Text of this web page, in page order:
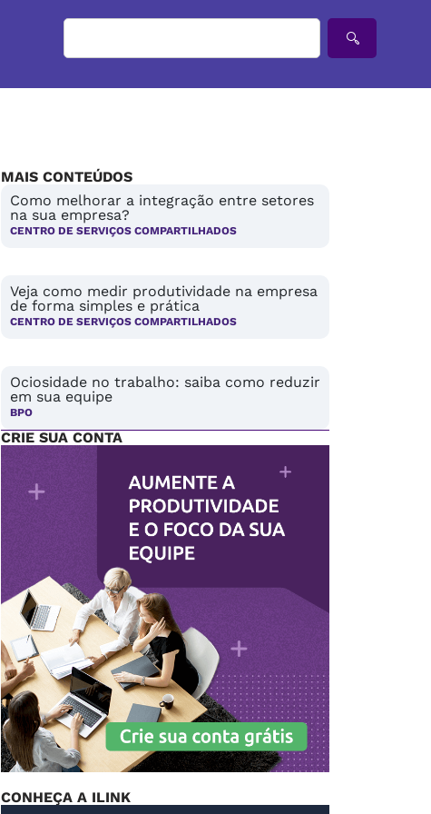
MAIS CONTEÚDOS
Como melhorar a integração entre setores
na sua empresa?
CENTRO DE SERVIÇOS COMPARTILHADOS
Veja como medir produtividade na empresa
de forma simples e prática
CENTRO DE SERVIÇOS COMPARTILHADOS
Ociosidade no trabalho: saiba como reduzir
em sua equipe
BPO
CRIE SUA CONTA
CONHEÇA A ILINK